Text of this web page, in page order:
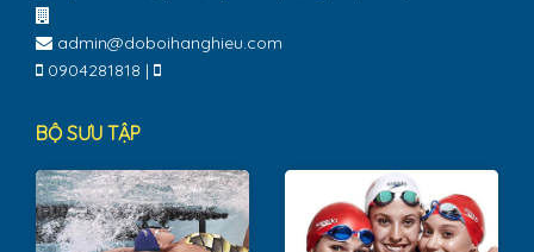
admin@doboihanghieu.com
0904281818 |
BỘ SƯU TẬP